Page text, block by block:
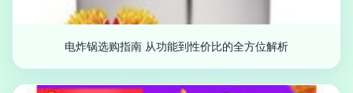
电炸锅选购指南 从功能到性价比的全方位解析